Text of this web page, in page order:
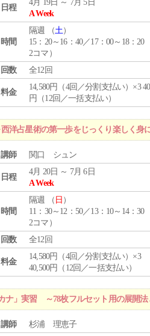
日程
4月 19日 ～ 7月 5日
A Week
時間
隔週 （土）
15：20～16：40／17：00～18：20
2コマ）
回数
全12回
料金
14,580円（4回／分割支払い）×3
円（12回／一括支払い）
洋占星術の第一歩をじっくり楽しく身
講師 関口 シュン
日程
4月 20日 ～ 7月 6日
A Week
時間
隔週 （ 日 ）
11：30～12：50／13：10～14：30
2コマ）
回数
全12回
料金
14,580円（4回／分割支払い）×3
40,500円（12回／一括支払い）
ナ」実習 ～78枚フルセット用の展開法
講師 杉浦 理恵子